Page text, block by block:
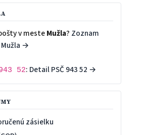
v mesteMužla? Zoznam
→
52: Detail PSČ 943 52 →
zásielku